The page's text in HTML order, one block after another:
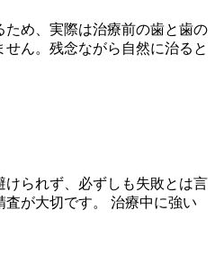
め、実際は治療前の歯と歯の
ん。残念ながら自然に治ると
けられず、必ずしも失敗とは言
が大切です。 治療中に強い